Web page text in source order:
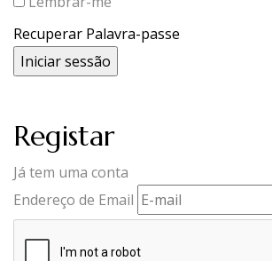
Recuperar Palavra-passe
Registar
Já tem uma conta
Endereço de Email